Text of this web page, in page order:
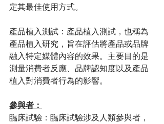
定其最佳使用方式。
產品植入測試：產品植入測試，也稱為
產品植入研究，旨在評估將產品或品牌
融入特定媒體內容的效果。主要目的是
測量消費者反應、品牌認知度以及產品
植入對消費者行為的影響。
參與者：
臨床試驗：臨床試驗涉及人類參與者，